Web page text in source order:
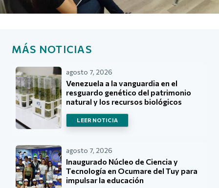
MÁS NOTICIAS
agosto 7, 2026
Venezuela a la vanguardia en el
resguardo genético del patrimonio
natural y los recursos biológicos
LEER NOTICIA
agosto 7, 2026
Inaugurado Núcleo de Ciencia y
Tecnología en Ocumare del Tuy para
impulsar la educación